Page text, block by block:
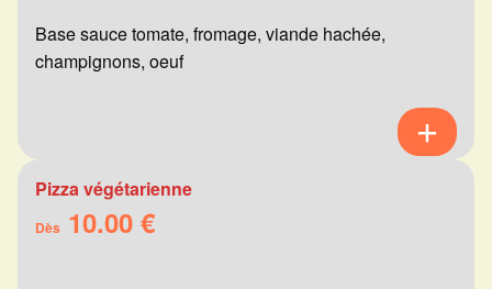
Base sauce tomate, fromage, viande hachée,
champignons, oeuf
Pizza végétarienne
Dès 10.00 €